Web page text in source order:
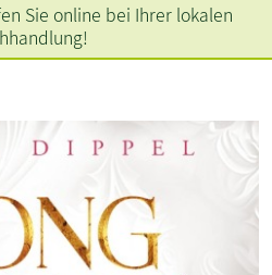
Sie online bei Ihrer lokalen